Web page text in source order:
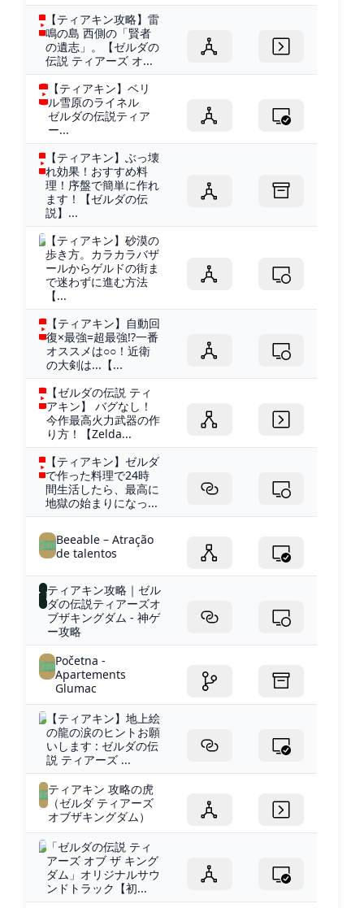
【ティアキン攻略】雷
鳴の島 西側の「賢者
の遺志」。【ゼルダの
伝説 ティアーズ オ...
【ティアキン】ベリ
ル雪原のライネル
ゼルダの伝説ティア
ー...
【ティアキン】ぶっ壊
れ効果！おすすめ料
理！序盤で簡単に作れ
ます！【ゼルダの伝
説】...
【ティアキン】砂漠の
歩き方。カラカラバザ
ールからゲルドの街ま
で迷わずに進む方法
【...
【ティアキン】自動回
復×最強=超最強!?一番
オススメは○○！近衛
の大剣は...【...
【ゼルダの伝説 ティ
アキン】 バグなし！
今作最高火力武器の作
り方！【Zelda...
【ティアキン】ゼルダ
で作った料理で24時
間生活したら、最高に
地獄の始まりになっ...
Beeable – Atração
de talentos
ティアキン攻略｜ゼル
ダの伝説ティアーズオ
ブザキングダム - 神ゲ
ー攻略
Početna -
Apartements
Glumac
【ティアキン】地上絵
の龍の涙のヒントお願
いします : ゼルダの伝
説 ティアーズ ...
ティアキン 攻略の虎
（ゼルダ ティアーズ
オブザキングダム）
「ゼルダの伝説 ティ
アーズ オブ ザ キング
ダム」オリジナルサウ
ンドトラック【初...